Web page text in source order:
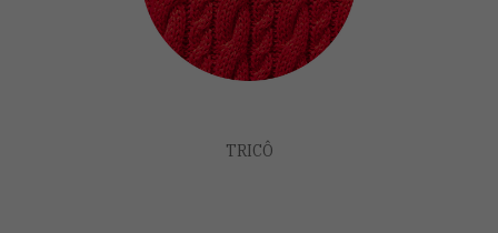
TRICÔ